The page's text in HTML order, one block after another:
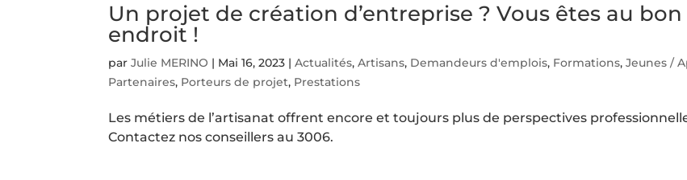
Un projet de création d’entreprise ? Vous êtes au bon
endroit !
parJulie MERINO | Mai 16, 2023 |Actualités,Artisans, Demandeurs d'emplois, Formations,Jeunes /
Partenaires, Porteurs de projet, Prestations
Les métiers de l’artisanat offrent encore et toujours plus de perspectives
Contactez nos conseillers au 3006.